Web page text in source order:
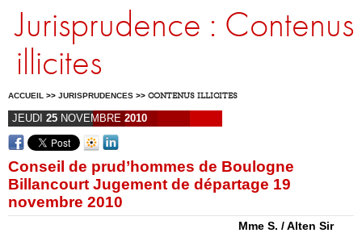
Jurisprudence : Contenus
illicites
ACCUEIL >> JURISPRUDENCES >> CONTENUS ILLICITES
JEUDI 25 NOVEMBRE 2010
Conseil de prud’hommes de Boulogne
Billancourt Jugement de départage 19
novembre 2010
Mme S. / Alten Sir